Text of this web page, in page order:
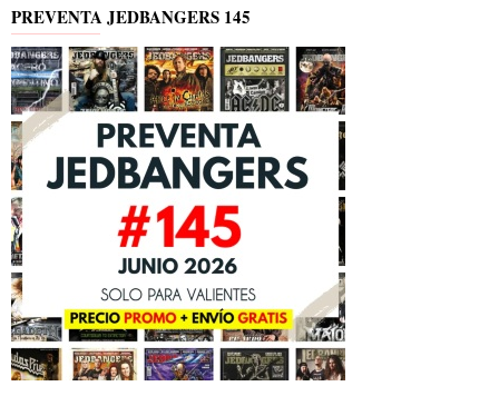
PREVENTA JEDBANGERS 145